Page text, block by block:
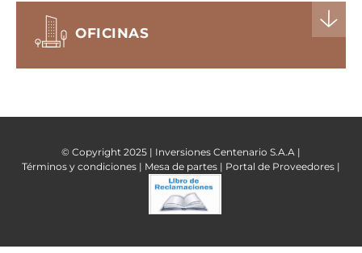
OFICINAS
© Copyright 2025 | Inversiones Centenario S.A.A |
Términos y condiciones | Mesa de partes | Portal de Proveedores |